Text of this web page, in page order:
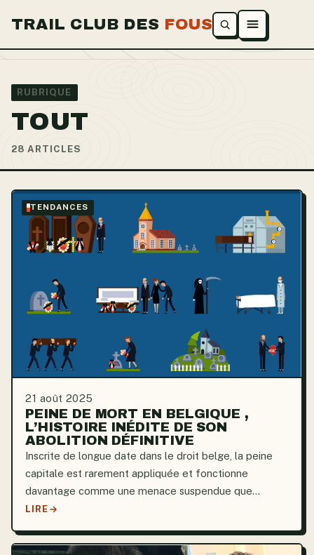
TRAIL CLUB DES FOUS Ouvrir le menu
RUBRIQUE
TOUT
28 ARTICLES
TENDANCES
21 août 2025
PEINE DE MORT EN BELGIQUE ,
L’HISTOIRE INÉDITE DE SON
ABOLITION DÉFINITIVE
Inscrite de longue date dans le droit belge, la peine
capitale est rarement appliquée et fonctionne
davantage comme une menace suspendue que
comme un outil pratique de justice. L’exécution finale,
reconnus...
LIRE